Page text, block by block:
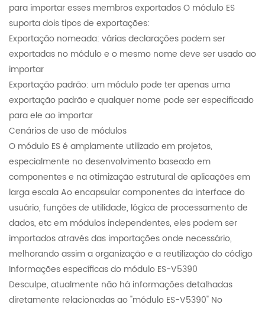
para importar esses membros exportados O módulo ES
suporta dois tipos de exportações:
Exportação nomeada: várias declarações podem ser
exportadas no módulo e o mesmo nome deve ser usado ao
importar
Exportação padrão: um módulo pode ter apenas uma
exportação padrão e qualquer nome pode ser especificado
para ele ao importar
Cenários de uso de módulos
O módulo ES é amplamente utilizado em projetos,
especialmente no desenvolvimento baseado em
componentes e na otimização estrutural de aplicações em
larga escala Ao encapsular componentes da interface do
usuário, funções de utilidade, lógica de processamento de
dados, etc em módulos independentes, eles podem ser
importados através das importações onde necessário,
melhorando assim a organização e a reutilização do código
Informações específicas do módulo ES-V5390
Desculpe, atualmente não há informações detalhadas
diretamente relacionadas ao "módulo ES-V5390" No